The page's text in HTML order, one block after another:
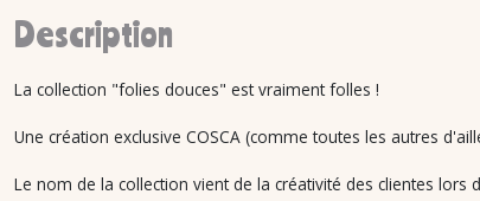
Description
La collection "folies douces" est vraiment folles !
Une création exclusive COSCA (comme toutes les autres
Le nom de la collection vient de la créativité des clientes lors